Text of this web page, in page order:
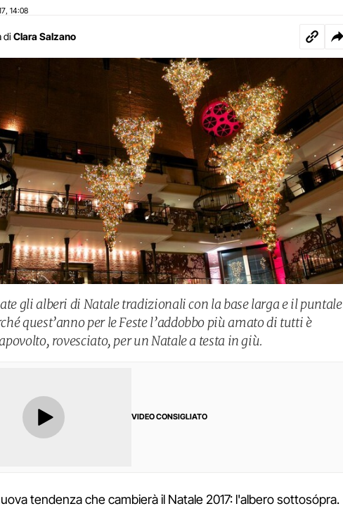
14:08
di Clara Salzano
gli alberi di Natale tradizionali con la base larga e il puntale
quest’anno per le Feste l’addobbo più amato di tutti è
rovesciato, per un Natale a testa in giù.
VIDEO CONSIGLIATO
tendenza che cambierà il Natale 2017: l'albero sottosópra.